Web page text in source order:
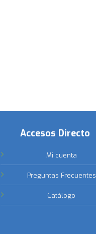
Accesos Directo
Mi cuenta
Preguntas Frecuentes
Catálogo